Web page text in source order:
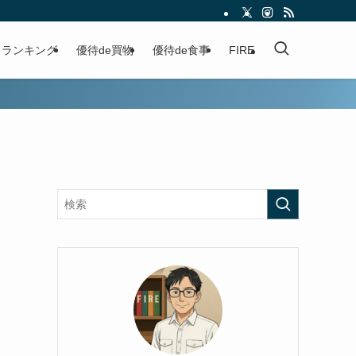
ランキング 優待de買物 優待de食事 FIRE